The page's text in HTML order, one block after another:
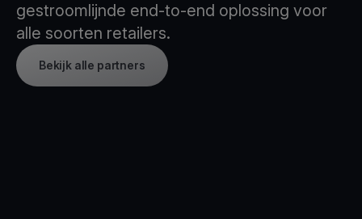
gestroomlijnde end-to-end oplossing voor
alle soorten retailers.
Bekijk alle partners